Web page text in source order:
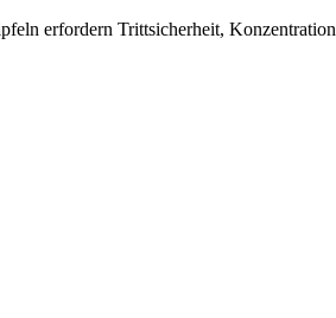
erfordern Trittsicherheit, Konzentration